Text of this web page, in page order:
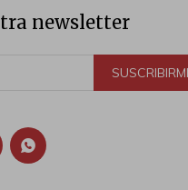

newsletter